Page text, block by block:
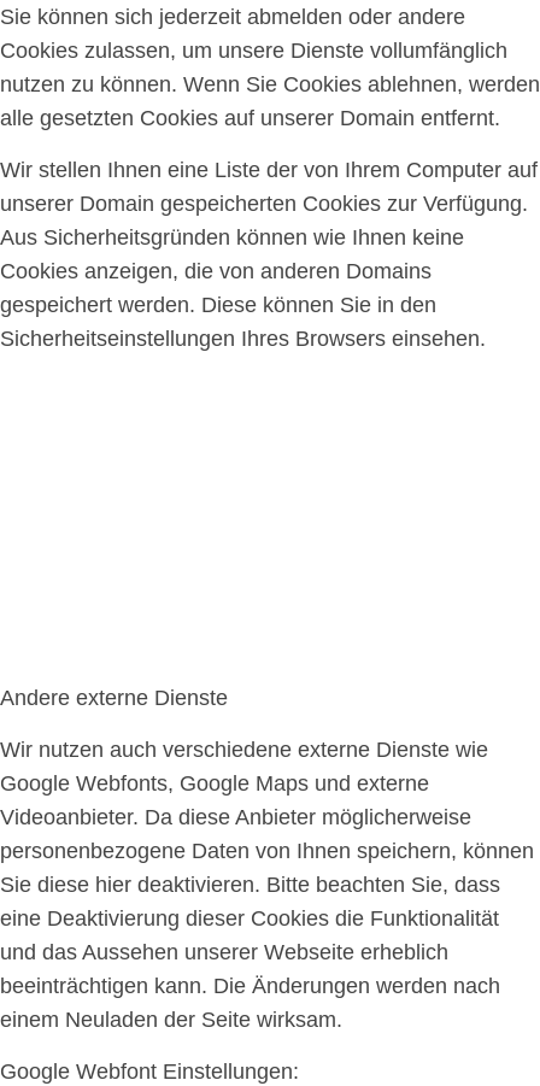
Sie können sich jederzeit abmelden oder andere
Cookies zulassen, um unsere Dienste vollumfänglich
nutzen zu können. Wenn Sie Cookies ablehnen, werden
alle gesetzten Cookies auf unserer Domain entfernt.
Wir stellen Ihnen eine Liste der von Ihrem Computer auf
unserer Domain gespeicherten Cookies zur Verfügung.
Aus Sicherheitsgründen können wie Ihnen keine
Cookies anzeigen, die von anderen Domains
gespeichert werden. Diese können Sie in den
Sicherheitseinstellungen Ihres Browsers einsehen.
Andere externe Dienste
Wir nutzen auch verschiedene externe Dienste wie
Google Webfonts, Google Maps und externe
Videoanbieter. Da diese Anbieter möglicherweise
personenbezogene Daten von Ihnen speichern, können
Sie diese hier deaktivieren. Bitte beachten Sie, dass
eine Deaktivierung dieser Cookies die Funktionalität
und das Aussehen unserer Webseite erheblich
beeinträchtigen kann. Die Änderungen werden nach
einem Neuladen der Seite wirksam.
Google Webfont Einstellungen: